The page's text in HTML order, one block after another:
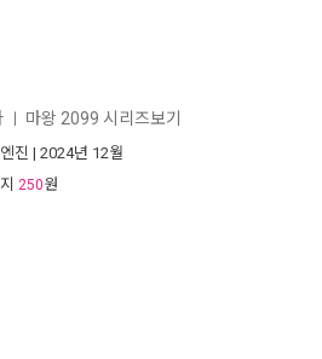
마왕 2099 시리즈보기
진 | 2024년 12월
250원